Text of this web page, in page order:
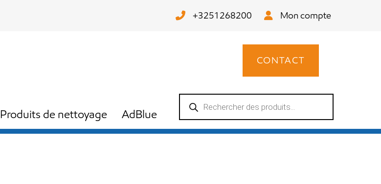
+3251268200 Mon compte
CONTACT
Produits de nettoyage AdBlue
Recherche
produits